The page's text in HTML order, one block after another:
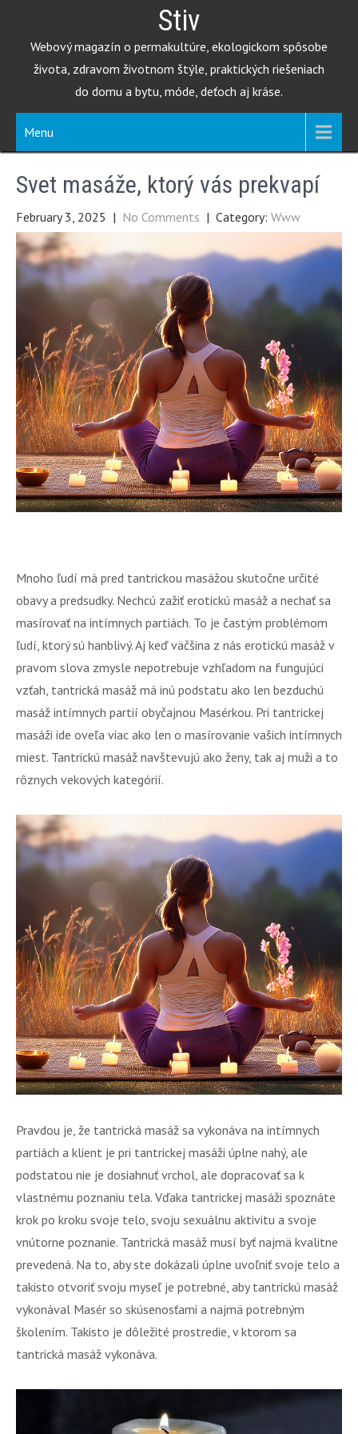
content
Stiv
Webový magazín o permakultúre, ekologickom spôsobe
života, zdravom životnom štýle, praktických riešeniach
do domu a bytu, móde, deťoch aj kráse.
Menu
Svet masáže, ktorý vás prekvapí
February 3, 2025 | No Comments | Category: Www
Mnoho ľudí má pred tantrickou masážou skutočne určité
obavy a predsudky. Nechcú zažiť erotickú masáž a nechať sa
masírovať na intímnych partiách. To je častým problémom
ľudí, ktorý sú hanblivý. Aj keď väčšina z nás erotickú masáž v
pravom slova zmysle nepotrebuje vzhľadom na fungujúci
vzťah, tantrická masáž má inú podstatu ako len bezduchú
masáž intímnych partií obyčajnou Masérkou. Pri tantrickej
masáži ide oveľa viac ako len o masírovanie vašich intímnych
miest. Tantrickú masáž navštevujú ako ženy, tak aj muži a to
rôznych vekových kategórií.
Pravdou je, že tantrická masáž sa vykonáva na intímnych
partiách a klient je pri tantrickej masáži úplne nahý, ale
podstatou nie je dosiahnuť vrchol, ale dopracovať sa k
vlastnému poznaniu tela. Vďaka tantrickej masáži spoznáte
krok po kroku svoje telo, svoju sexuálnu aktivitu a svoje
vnútorne poznanie. Tantrická masáž musí byť najmä kvalitne
prevedená. Na to, aby ste dokázali úplne uvoľniť svoje telo a
takisto otvoriť svoju myseľ je potrebné, aby tantrickú masáž
vykonával Masér so skúsenosťami a najmä potrebným
školením. Takisto je dôležité prostredie, v ktorom sa
tantrická masáž vykonáva.